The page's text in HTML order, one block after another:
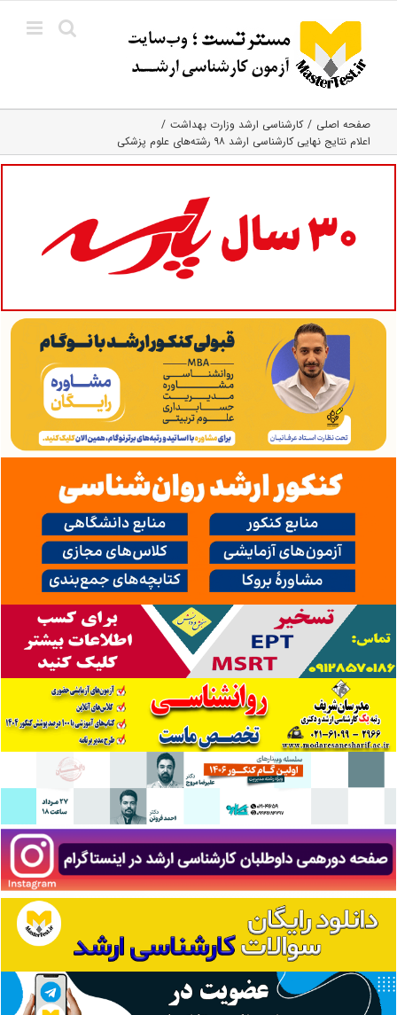
content
صفحه اصلی
کارشناسی ارشد وزارت بهداشت
اعلام نتایج نهایی کارشناسی ارشد ۹۸ رشته‌های علوم پزشکی